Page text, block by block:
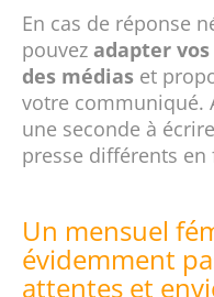
En cas de réponse
pouvez adapter
des médias et
votre communiqué.
une seconde à
presse différents
Un mensuel
évidemment
attentes et